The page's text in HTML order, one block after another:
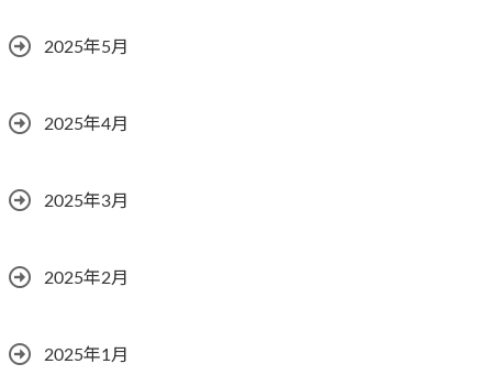
2025年5月
2025年4月
2025年3月
2025年2月
2025年1月